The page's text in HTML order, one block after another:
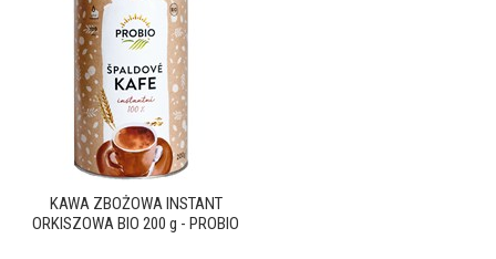
KAWA ZBOŻOWA INSTANT
ORKISZOWA BIO 200 g - PROBIO